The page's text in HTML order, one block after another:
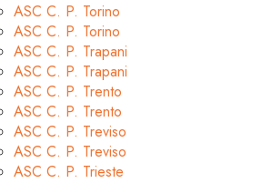
ASC C. P. Torino
ASC C. P. Torino
ASC C. P. Trapani
ASC C. P. Trapani
ASC C. P. Trento
ASC C. P. Trento
ASC C. P. Treviso
ASC C. P. Treviso
ASC C. P. Trieste